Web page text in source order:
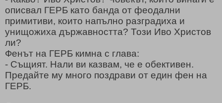
описвал ГЕРБ като банда от феодални
примитиви, които напълно разградиха и
унищожиха държавността? Този Иво Христов
ли?
Фенът на ГЕРБ кимна с глава:
- Същият. Нали ви казвам, че е обективен.
Предайте му много поздрави от един фен на
ГЕРБ.